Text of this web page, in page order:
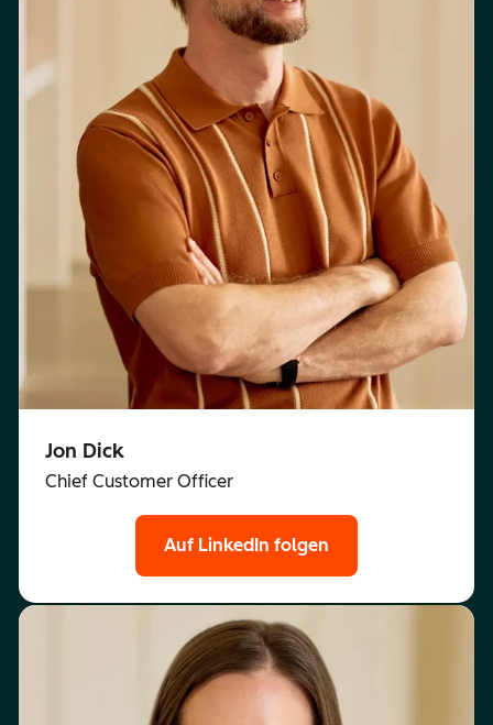
Jon Dick
Chief Customer Officer
Auf LinkedIn folgen